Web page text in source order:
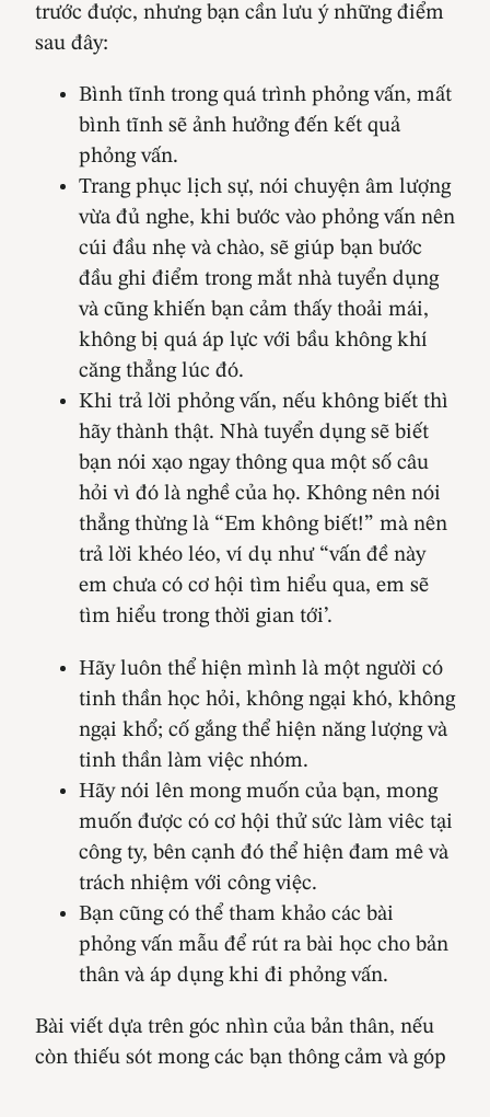
trước được, nhưng bạn cần lưu ý những điểm
sau đây:
Bình tĩnh trong quá trình phỏng vấn, mất
bình tĩnh sẽ ảnh hưởng đến kết quả
phỏng vấn.
Trang phục lịch sự, nói chuyện âm lượng
vừa đủ nghe, khi bước vào phỏng vấn nên
cúi đầu nhẹ và chào, sẽ giúp bạn bước
đầu ghi điểm trong mắt nhà tuyển dụng
và cũng khiến bạn cảm thấy thoải mái,
không bị quá áp lực với bầu không khí
căng thẳng lúc đó.
Khi trả lời phỏng vấn, nếu không biết thì
hãy thành thật. Nhà tuyển dụng sẽ biết
bạn nói xạo ngay thông qua một số câu
hỏi vì đó là nghề của họ. Không nên nói
thẳng thừng là “Em không biết!” mà nên
trả lời khéo léo, ví dụ như “vấn đề này
em chưa có cơ hội tìm hiểu qua, em sẽ
tìm hiểu trong thời gian tới’.
Hãy luôn thể hiện mình là một người có
tinh thần học hỏi, không ngại khó, không
ngại khổ; cố gắng thể hiện năng lượng và
tinh thần làm việc nhóm.
Hãy nói lên mong muốn của bạn, mong
muốn được có cơ hội thử sức làm viêc tại
công ty, bên cạnh đó thể hiện đam mê và
trách nhiệm với công việc.
Bạn cũng có thể tham khảo các bài
phỏng vấn mẫu để rút ra bài học cho bản
thân và áp dụng khi đi phỏng vấn.
Bài viết dựa trên góc nhìn của bản thân, nếu
còn thiếu sót mong các bạn thông cảm và góp